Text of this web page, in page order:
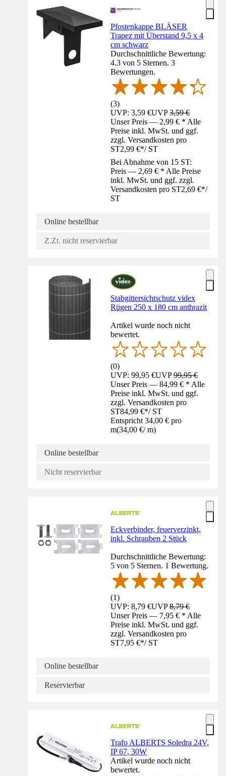
Pfostenkappe BLÄSER
Trapez mit Überstand 9,5 x 4
cm schwarz
Durchschnittliche Bewertung:
4.3 von 5 Sternen. 3
Bewertungen.
(3)
UVP: 3,59 €UVP3,59 €
Unser Preis — 2,99 € * Alle
Preise inkl. MwSt. und ggf.
zzgl. Versandkosten pro
ST2,99 €*/ ST
Bei Abnahme von 15 ST:
Preis — 2,69 € * Alle Preise
inkl. MwSt. und ggf. zzgl.
Versandkosten pro ST2,69 €*/
ST
Online bestellbar
Z.Zt. nicht reservierbar
Stabgittersichtschutz videx
Rügen 250 x 180 cm anthrazit
Artikel wurde noch nicht
bewertet.
(0)
UVP: 99,95 €UVP99,95 €
Unser Preis — 84,99 € * Alle
Preise inkl. MwSt. und ggf.
zzgl. Versandkosten pro
ST84,99 €*/ ST
Entspricht 34,00 € pro
m(34,00 €/ m)
Online bestellbar
Nicht reservierbar
Eckverbinder, feuerverzinkt,
inkl. Schrauben 2 Stück
Durchschnittliche Bewertung:
5 von 5 Sternen. 1 Bewertung.
(1)
UVP: 8,79 €UVP8,79 €
Unser Preis — 7,95 € * Alle
Preise inkl. MwSt. und ggf.
zzgl. Versandkosten pro
ST7,95 €*/ ST
Online bestellbar
Reservierbar
Trafo ALBERTS Soledra 24V,
IP 67, 30W
Artikel wurde noch nicht
bewertet.